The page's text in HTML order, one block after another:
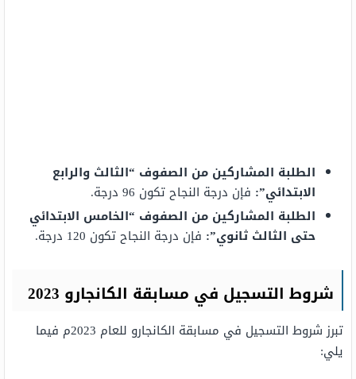
الطلبة المشاركين من الصفوف “الثالث والرابع
الابتدائي”: فإن درجة النجاح تكون 96 درجة.
الطلبة المشاركين من الصفوف “الخامس الابتدائي
حتى الثالث ثانوي”: فإن درجة النجاح تكون 120 درجة.
شروط التسجيل في مسابقة الكانجارو 2023
تبرز شروط التسجيل في مسابقة الكانجارو للعام 2023م فيما
يلي: